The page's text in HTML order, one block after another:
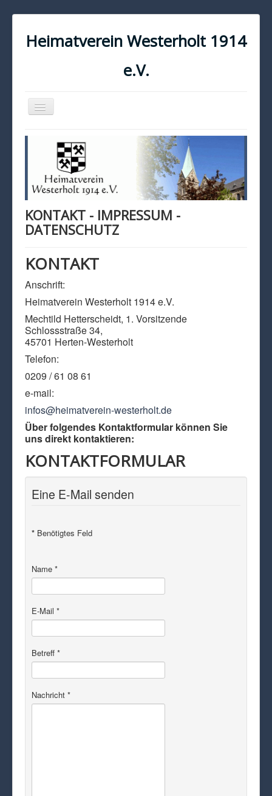
Heimatverein Westerholt 1914
e.V.
Navigation
an/aus
KONTAKT
IMPRESSUM
DATENSCHUTZ
KONTAKT - IMPRESSUM -
DATENSCHUTZ
KONTAKT
Anschrift:
Heimatverein Westerholt 1914 e.V.
Mechtild Hetterscheidt, 1. Vorsitzende
Schlossstraße 34,
45701 Herten-Westerholt
Telefon:
0209 / 61 08 61
e-mail:
infos@heimatverein-westerholt.de
Über folgendes Kontaktformular können Sie
uns direkt kontaktieren:
KONTAKTFORMULAR
Eine E-Mail senden
* Benötigtes Feld
Name *
E-Mail *
Betreff *
Nachricht *